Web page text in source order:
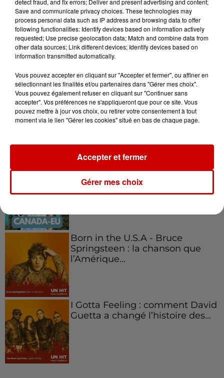
de la...
Podcasts Voir plus
Kelly Massol, figure
emblématique de
l'entrepreneuriat féminin
Aménager un school bus au
Canada et accueillir les bleus à
Boston,...
Born in the U.S.A - Bruce
Springsteen : la chanson que
l’Amérique...
I Gotta Feeling : comment David
Guetta a changé l’histoire des...
detect fraud, and fix errors; Deliver and present advertising and content;
Save and communicate privacy choices. These technologies may
process personal data such as IP address and browsing data to offer
following functionalities: Identify devices based on information actively
requested; Use precise geolocation data; Match and combine data from
other data sources; Link different devices; Identify devices based on
information transmitted automatically.
Vous pouvez accepter en cliquant sur "Accepter et fermer", ou affiner en
sélectionnant les finalités et/ou partenaires dans "Gérer mes choix".
Vous pouvez également refuser en cliquant sur "Continuer sans
accepter". Vos préférences ne s'appliqueront que pour ce site. Vous
pouvez mettre à jour vos choix, ou retirer votre consentement à tout
moment via le lien "Gérer les cookies" situé en bas de chaque page.
Gérer mes choix
Accepter et fermer